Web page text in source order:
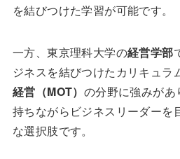
を結びつけた学習が可能です。
一方、東京理科大学の経営学部
ジネスを結びつけたカリキュラ
経営（MOT） の分野に強みが
持ちながらビジネスリーダーを
な選択肢です。